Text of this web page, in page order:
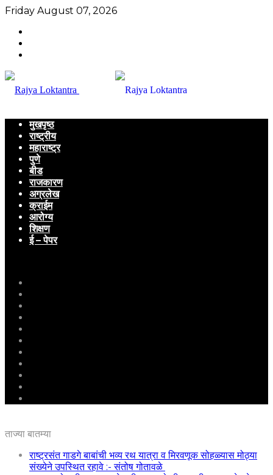
Friday August 07, 2026
मुखपृष्ठ
राष्ट्रीय
महाराष्ट्र
पुणे
बीड
राजकारण
अग्रलेख
क्राईम
आरोग्य
शिक्षण
ई – पेपर
ताज्या बातम्या
राष्ट्रसंत गाडगे बाबांची भव्य रथ यात्रा व मिरवणूक सोहळ्यास मोठ्या
संख्येने उपस्थित रहावे :- संतोष गोतावळे